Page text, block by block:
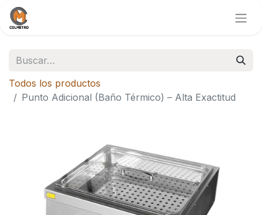
Todos los productos
Punto Adicional (Baño Térmico) – Alta Exactitud